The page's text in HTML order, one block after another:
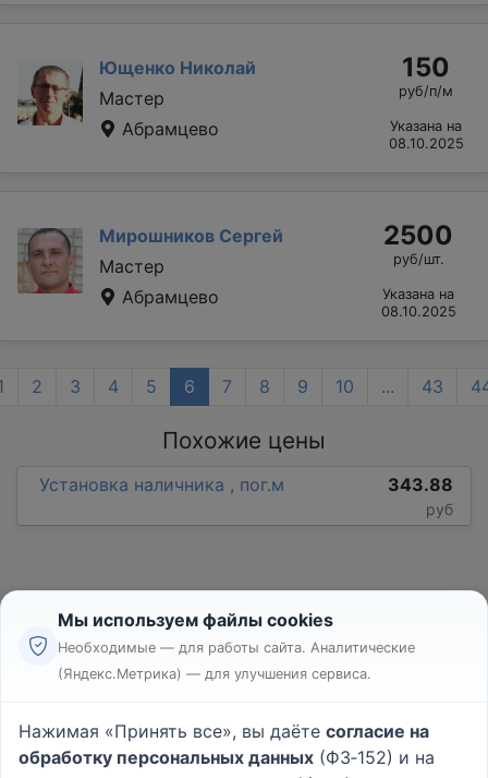
Ющенко Николай
Мастер
Абрамцево
150
руб/п/м
Указана на
08.10.2025
Мирошников Сергей
Мастер
Абрамцево
2500
руб/шт.
Указана на
08.10.2025
2 3 4 5 6 7 8 9 10 ... 43
Похожие цены
Установка наличника , пог.м 343.88
руб
Реклама
Пользовательское соглашение
Политика конфиденциальности
Мы используем файлы cookies
Необходимые — для работы сайта. Аналитические
(Яндекс.Метрика) — для улучшения сервиса.
Нажимая «Принять все», вы даёте согласие на
обработку персональных данных (ФЗ‑152) и на